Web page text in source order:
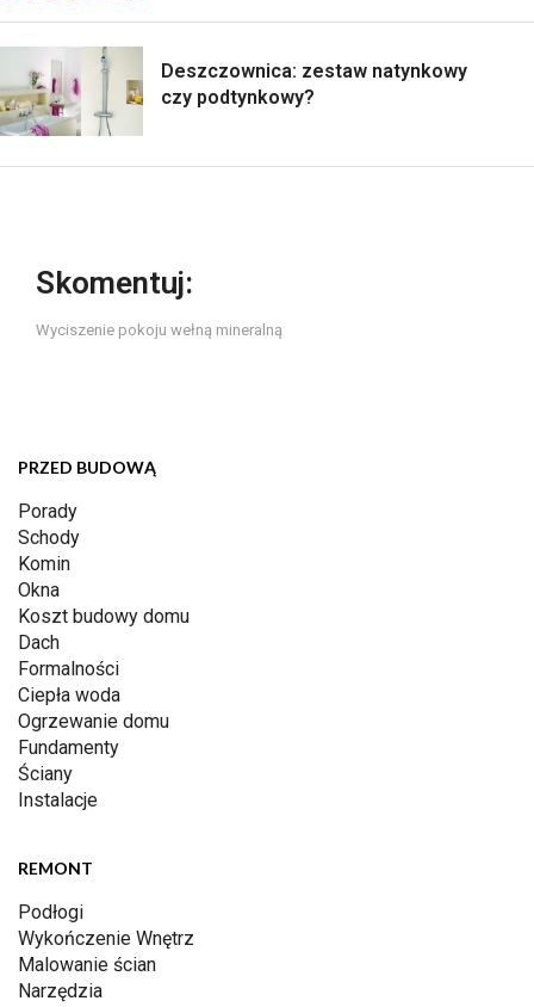
Deszczownica: zestaw natynkowy
czy podtynkowy?
Skomentuj:
Wyciszenie pokoju wełną mineralną
PRZED BUDOWĄ
Porady
Schody
Komin
Okna
Koszt budowy domu
Dach
Formalności
Ciepła woda
Ogrzewanie domu
Fundamenty
Ściany
Instalacje
REMONT
Podłogi
Wykończenie Wnętrz
Malowanie ścian
Narzędzia